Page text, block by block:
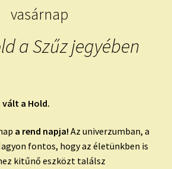
vasárnap
a Szűz jegyében
vált a Hold.
a rend napja! Az univerzumban, a
fontos, hogy az életünkben is
kitűnő eszközt találsz